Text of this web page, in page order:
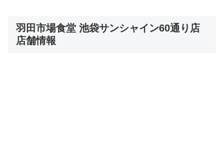
羽田市場食堂 池袋サンシャイン60通り店
店舗情報